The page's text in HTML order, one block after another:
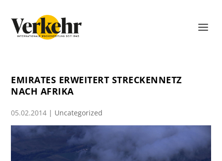
EMIRATES ERWEITERT STRECKENNETZ
NACH AFRIKA
05.02.2014 | Uncategorized